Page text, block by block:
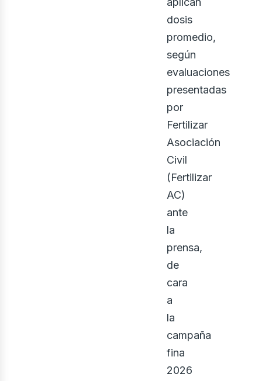
dosis
promedio,
según
evaluaciones
presentadas
por
Fertilizar
Asociación
Civil
(Fertilizar
AC)
ante
la
prensa,
de
cara
a
la
campaña
fina
2026